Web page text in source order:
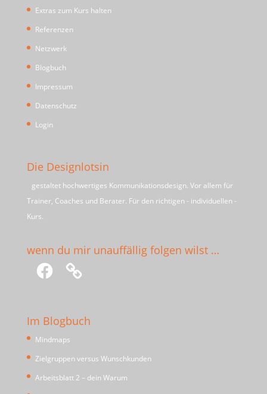
Extras zum Kurs halten
Referenzen
Netzwerk
Blogbuch
Impressum
Datenschutz
Login
Die Designlotsin
gestaltet hochwertiges Kommunikationsdesign. Vor allem für
Trainer, Coaches und Berater. Für den richtigen - individuellen -
Kurs.
wenn du mir unauffällig folgen wilst …
Facebook
Im Blogbuch
Mindmaps
Zielgruppen versus Wunschkunden
Arbeitsblatt 2 – dein Warum